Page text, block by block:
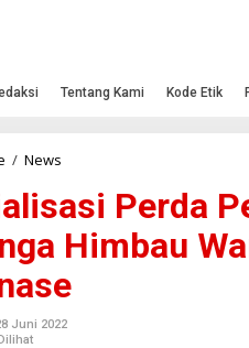
Tentang Kami Kode Etik
/ News
s
i
a
i
s
a
Perda
Himbau
Juni 2022